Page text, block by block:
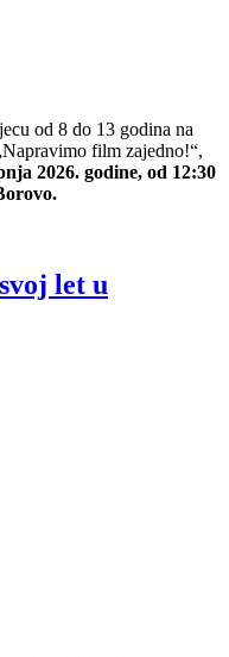
od 8 do 13 godina na
film zajedno!“,
2026. godine, od 12:30
let u